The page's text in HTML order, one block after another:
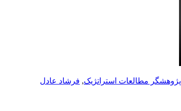
پژوهشگر مطالعات استراتژیک, فرشاد عادل